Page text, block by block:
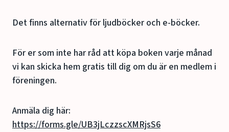
Det finns alternativ för ljudböcker och e-böcker.
För er som inte har råd att köpa boken varje månad
vi kan skicka hem gratis till dig om du är en medlem i
föreningen.
Anmäla dig här:
https://forms.gle/UB3jLczzscXMRjsS6